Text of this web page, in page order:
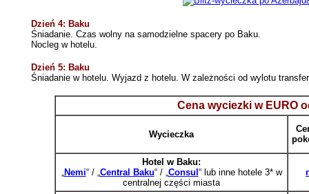
Dzień 4: Baku
Śniadanie. Czas wolny na samodzielne spacery po Baku.
Nocleg w hotelu.
Dzień 5: Baku
Śniadanie w hotelu. Wyjazd z hotelu. W zależności od wylotu
Cena wyciezki w EURO
Wycieczka
Hotel w Baku:
„Nemi“ / „Central Baku“ / „Consul “ lub inne hotele 3* w
centralnej części miasta